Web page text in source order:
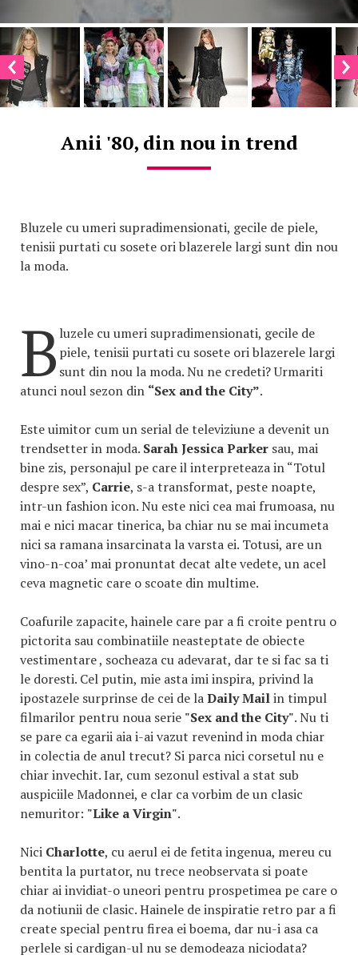
Anii '80, din nou in trend
Bluzele cu umeri supradimensionati, gecile de piele,
tenisii purtati cu sosete ori blazerele largi sunt din nou
la moda.
B luzele cu umeri supradimensionati, gecile de
piele, tenisii purtati cu sosete ori blazerele largi
sunt din nou la moda. Nu ne credeti? Urmariti
atunci noul sezon din “Sex and the City”.
Este uimitor cum un serial de televiziune a devenit un
trendsetter in moda. Sarah Jessica Parker sau, mai
bine zis, personajul pe care il interpreteaza in “Totul
despre sex”, Carrie, s-a transformat, peste noapte,
intr-un fashion icon. Nu este nici cea mai frumoasa, nu
mai e nici macar tinerica, ba chiar nu se mai incumeta
nici sa ramana insarcinata la varsta ei. Totusi, are un
vino-n-coa’ mai pronuntat decat alte vedete, un acel
ceva magnetic care o scoate din multime.
Coafurile zapacite, hainele care par a fi croite pentru o
pictorita sau combinatiile neasteptate de obiecte
vestimentare , socheaza cu adevarat, dar te si fac sa ti
le doresti. Cel putin, mie asta imi inspira, privind la
ipostazele surprinse de cei de laDaily Mailin timpul
filmarilor pentru noua serie "Sex and the City". Nu ti
se pare ca egarii aia i-ai vazut revenind in moda chiar
in colectia de anul trecut? Si parca nici corsetul nu e
chiar invechit. Iar, cum sezonul estival a stat sub
auspiciile Madonnei, e clar ca vorbim de un clasic
nemuritor: "Like a Virgin".
Nici Charlotte, cu aerul ei de fetita ingenua, mereu cu
bentita la purtator, nu trece neobservata si poate
chiar ai invidiat-o uneori pentru prospetimea pe care o
da notiunii de clasic. Hainele de inspiratie retro par a fi
create special pentru firea ei boema, dar nu-i asa ca
perlele si cardigan-ul nu se demodeaza niciodata?